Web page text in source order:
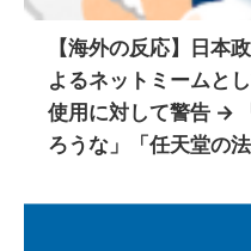
【海外の反応】日本
よるネットミームと
使用に対して警告 →
ろうな」「任天堂の